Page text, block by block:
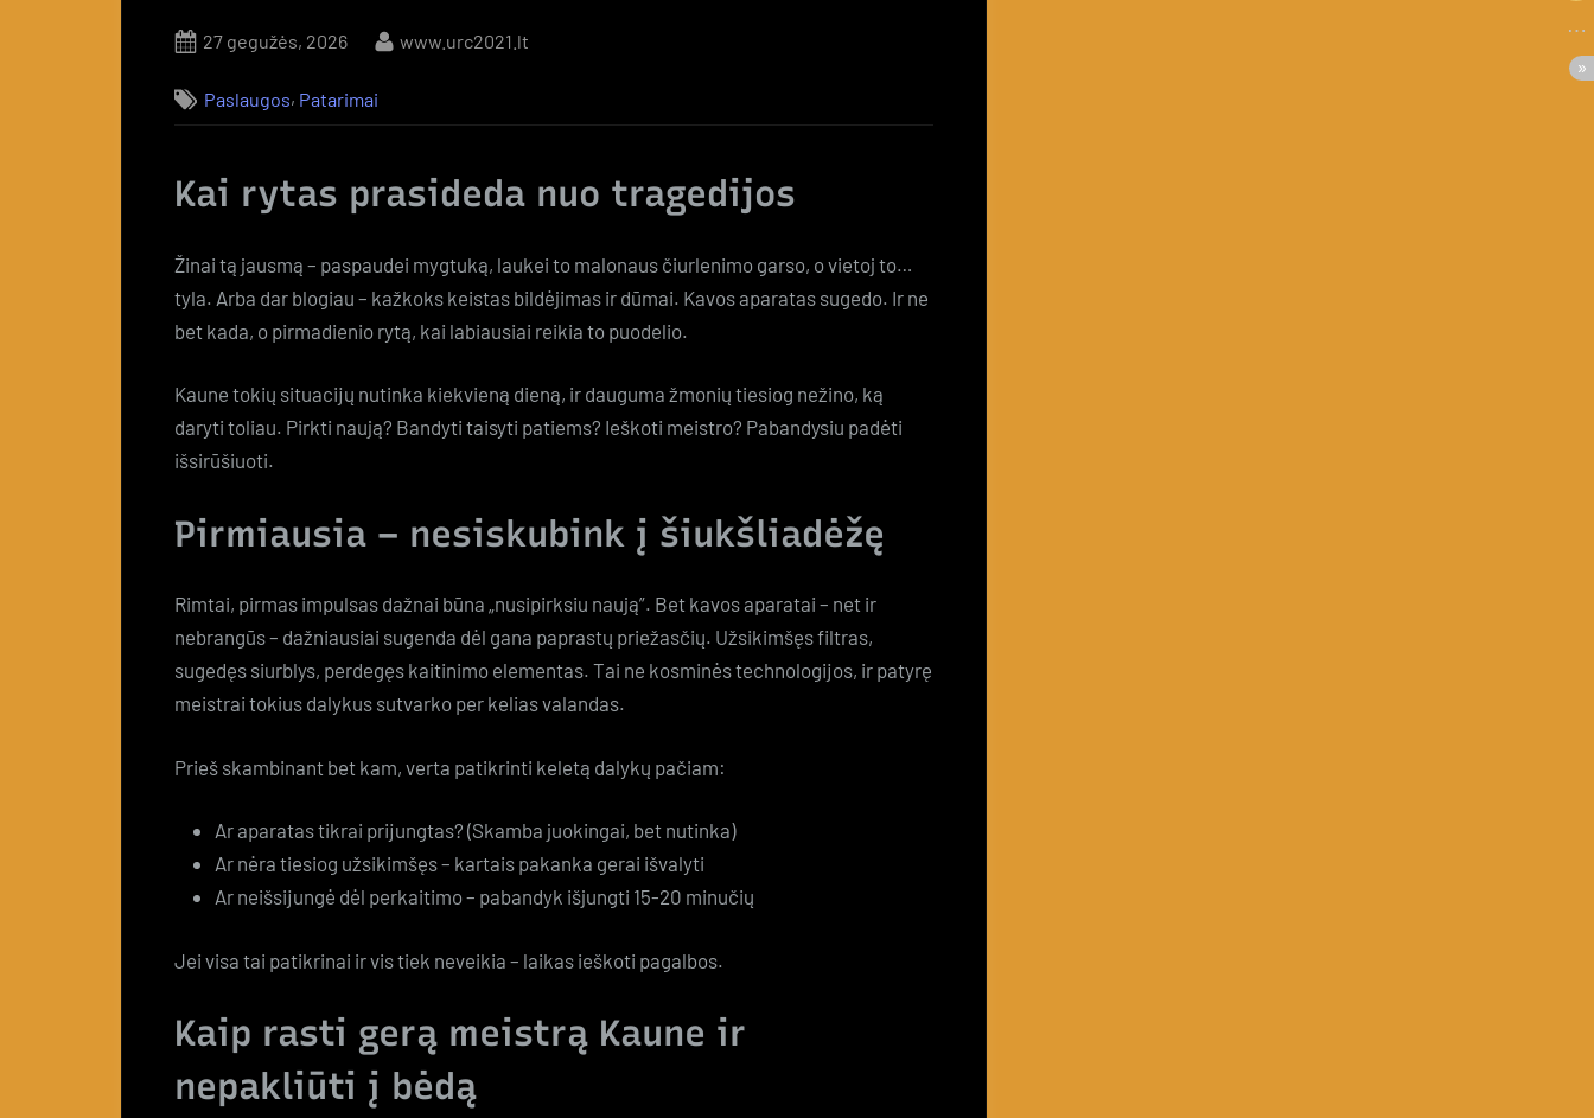
Posted
27 gegužės, 2026 By
www.urc2021.lt
Paslaugos, Patarimai
Kai rytas prasideda nuo tragedijos
Žinai tą jausmą – paspaudei mygtuką, laukei to malonaus čiurlenimo garso, o vietoj to…
tyla. Arba dar blogiau – kažkoks keistas bildėjimas ir dūmai. Kavos aparatas sugedo. Ir ne
bet kada, o pirmadienio rytą, kai labiausiai reikia to puodelio.
Kaune tokių situacijų nutinka kiekvieną dieną, ir dauguma žmonių tiesiog nežino, ką
daryti toliau. Pirkti naują? Bandyti taisyti patiems? Ieškoti meistro? Pabandysiu padėti
išsirūšiuoti.
Pirmiausia – nesiskubink į šiukšliadėžę
Rimtai, pirmas impulsas dažnai būna „nusipirksiu naują”. Bet kavos aparatai – net ir
nebrangūs – dažniausiai sugenda dėl gana paprastų priežasčių. Užsikimšęs filtras,
sugedęs siurblys, perdegęs kaitinimo elementas. Tai ne kosminės technologijos, ir patyrę
meistrai tokius dalykus sutvarko per kelias valandas.
Prieš skambinant bet kam, verta patikrinti keletą dalykų pačiam:
Ar aparatas tikrai prijungtas? (Skamba juokingai, bet nutinka)
Ar nėra tiesiog užsikimšęs – kartais pakanka gerai išvalyti
Ar neišsijungė dėl perkaitimo – pabandyk išjungti 15-20 minučių
Jei visa tai patikrinai ir vis tiek neveikia – laikas ieškoti pagalbos.
Kaip rasti gerą meistrą Kaune ir
nepakliūti į bėdą